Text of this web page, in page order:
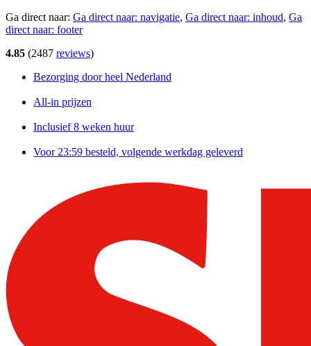
Ga direct naar: Ga direct naar: navigatie, Ga direct naar: inhoud, Ga
direct naar: footer
4.85 (2487 reviews)
Bezorging door heel Nederland
All-in prijzen
Inclusief 8 weken huur
Voor 23:59 besteld, volgende werkdag geleverd